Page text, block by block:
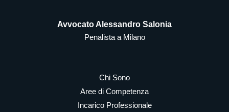
Avvocato Alessandro Salonia
Penalista a Milano
Chi Sono
Aree di Competenza
Incarico Professionale